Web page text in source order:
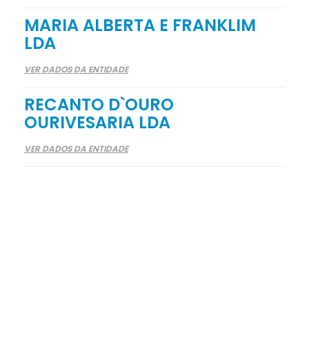
MARIA ALBERTA E FRANKLIM
LDA
VER DADOS DA ENTIDADE
RECANTO D`OURO
OURIVESARIA LDA
VER DADOS DA ENTIDADE